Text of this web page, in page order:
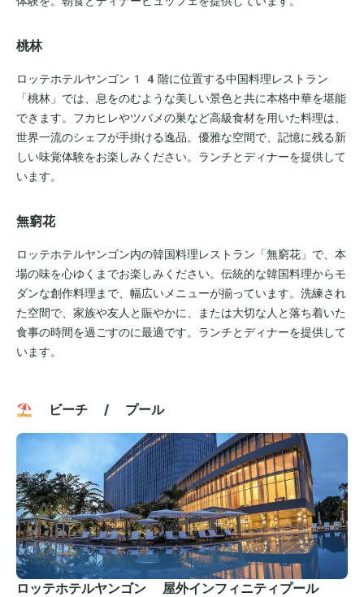
桃林
ロッテホテルヤンゴン14階に位置する中国料理レストラン
「桃林」では、息をのむような美しい景色と共に本格中華を堪能
できます。フカヒレやツバメの巣など高級食材を用いた料理は、
世界一流のシェフが手掛ける逸品。優雅な空間で、記憶に残る新
しい味覚体験をお楽しみください。ランチとディナーを提供して
います。
無窮花
ロッテホテルヤンゴン内の韓国料理レストラン「無窮花」で、本
場の味を心ゆくまでお楽しみください。伝統的な韓国料理からモ
ダンな創作料理まで、幅広いメニューが揃っています。洗練され
た空間で、家族や友人と賑やかに、または大切な人と落ち着いた
食事の時間を過ごすのに最適です。ランチとディナーを提供して
います。
⛱️ ビーチ / プール
ロッテホテルヤンゴン 屋外インフィニティプール